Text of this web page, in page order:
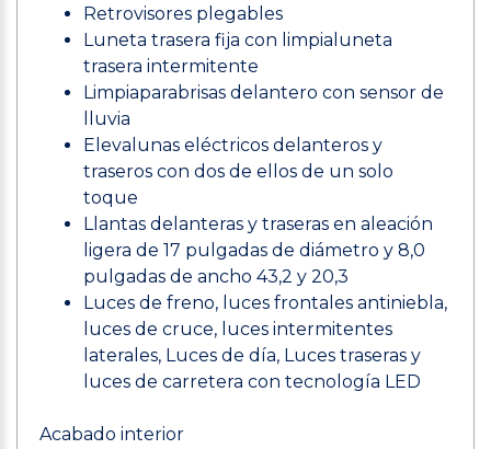
Retrovisores plegables
Luneta trasera fija con limpialuneta
trasera intermitente
Limpiaparabrisas delantero con sensor de
lluvia
Elevalunas eléctricos delanteros y
traseros con dos de ellos de un solo
toque
Llantas delanteras y traseras en aleación
ligera de 17 pulgadas de diámetro y 8,0
pulgadas de ancho 43,2 y 20,3
Luces de freno, luces frontales antiniebla,
luces de cruce, luces intermitentes
laterales, Luces de día, Luces traseras y
luces de carretera con tecnología LED
Acabado interior